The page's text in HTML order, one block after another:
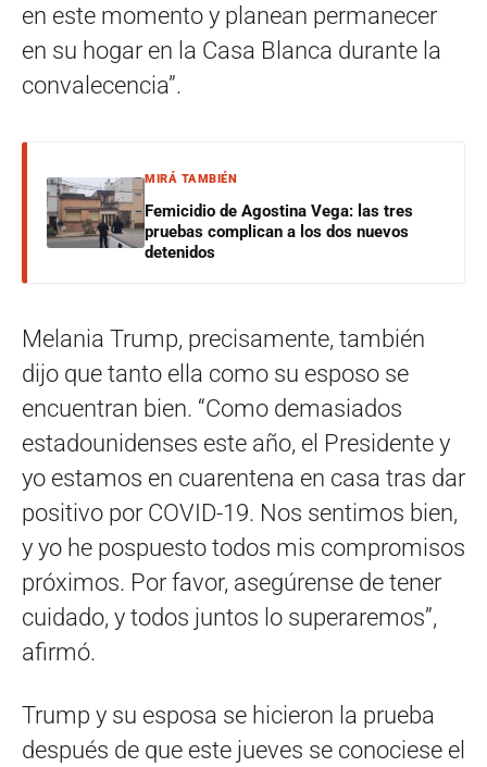
en este momento y planean permanecer
en su hogar en la Casa Blanca durante la
convalecencia”.
MIRÁ TAMBIÉN
Femicidio de Agostina Vega: las tres
pruebas complican a los dos nuevos
detenidos
Melania Trump, precisamente, también
dijo que tanto ella como su esposo se
encuentran bien. “Como demasiados
estadounidenses este año, el Presidente y
yo estamos en cuarentena en casa tras dar
positivo por COVID-19. Nos sentimos bien,
y yo he pospuesto todos mis compromisos
próximos. Por favor, asegúrense de tener
cuidado, y todos juntos lo superaremos”,
afirmó.
Trump y su esposa se hicieron la prueba
después de que este jueves se conociese el